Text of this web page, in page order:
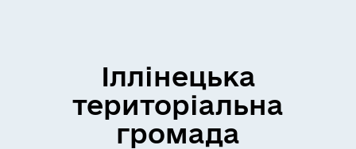
Іллінецька
територіальна
громада